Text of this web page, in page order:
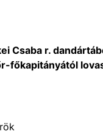
Csaba r.
főkapitányától